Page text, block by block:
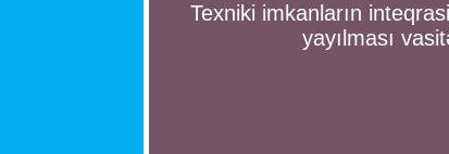
Texniki imkanların
yayılması